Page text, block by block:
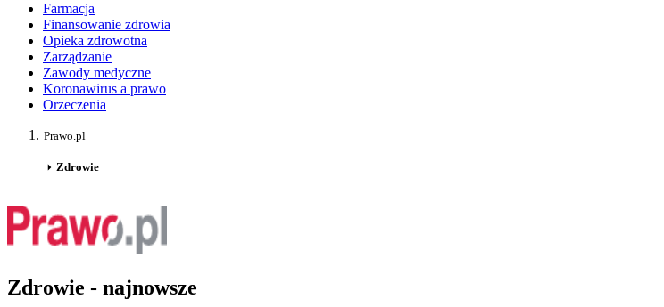
Farmacja
Finansowanie zdrowia
Opieka zdrowotna
Zarządzanie
Zawody medyczne
Koronawirus a prawo
Orzeczenia
Prawo.pl
Zdrowie
Zdrowie - najnowsze